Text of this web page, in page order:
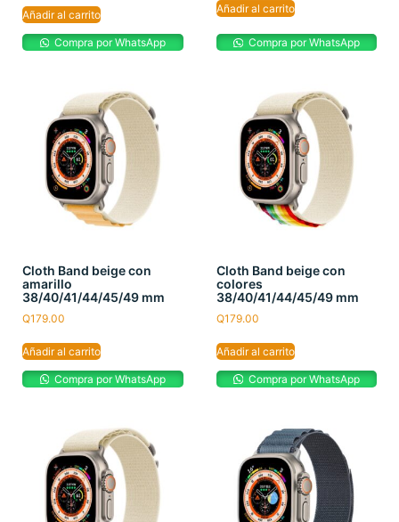
Añadir al carrito
Compra por WhatsApp
Añadir al carrito
Compra por WhatsApp
Cloth Band beige con
amarillo
38/40/41/44/45/49 mm
Q179.00
Añadir al carrito
Compra por WhatsApp
Cloth Band beige con
colores
38/40/41/44/45/49 mm
Q179.00
Añadir al carrito
Compra por WhatsApp